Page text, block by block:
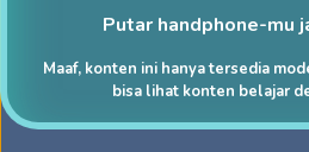
Putar handphone-mu
Maaf, konten ini hanya tersedia
bisa lihat konten belajar